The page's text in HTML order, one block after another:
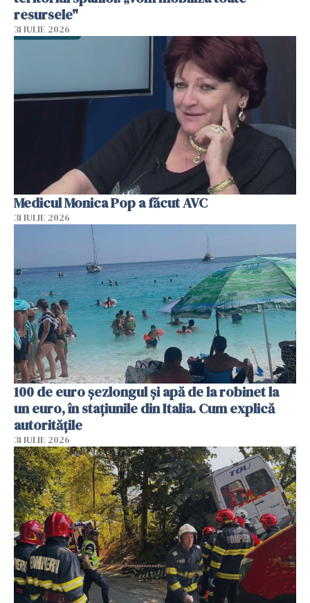
resursele"
31 IULIE 2026
Medicul Monica Pop a făcut AVC
31 IULIE 2026
100 de euro șezlongul și apă de la robinet la
un euro, în stațiunile din Italia. Cum explică
autoritățile
31 IULIE 2026